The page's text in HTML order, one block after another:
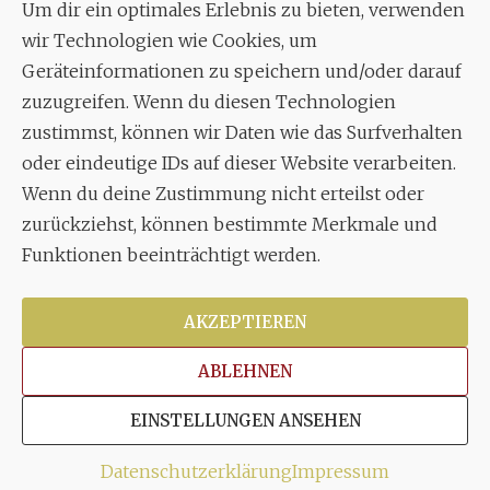
Um dir ein optimales Erlebnis zu bieten, verwenden
wir Technologien wie Cookies, um
Geräteinformationen zu speichern und/oder darauf
zuzugreifen. Wenn du diesen Technologien
zustimmst, können wir Daten wie das Surfverhalten
oder eindeutige IDs auf dieser Website verarbeiten.
Wenn du deine Zustimmung nicht erteilst oder
zurückziehst, können bestimmte Merkmale und
Funktionen beeinträchtigt werden.
AKZEPTIEREN
ABLEHNEN
EINSTELLUNGEN ANSEHEN
DatenschutzerklärungImpressum
Aixheimer Str. 18
70619 Stuttgart
MUSIK
Musikalischer Leiter:
Enrico Trummer
Tel.+49 (0)177 / 34 23 57 1
Facebook
TwitterYouTube
Copyright © 2026Stuttgarter Oratorienchor e.V.Alle
Rechte vorbehalten.
Impressum|Disclaimer|Datenschutzerklärung